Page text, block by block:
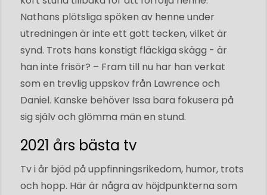
Nathans plötsliga spöken av henne under
utredningen är inte ett gott tecken, vilket är
synd. Trots hans konstigt fläckiga skägg - är
han inte frisör? – Fram till nu har han verkat
som en trevlig uppskov från Lawrence och
Daniel. Kanske behöver Issa bara fokusera på
sig själv och glömma män en stund.
2021 års bästa tv
Tv i år bjöd på uppfinningsrikedom, humor, trots
och hopp. Här är några av höjdpunkterna som